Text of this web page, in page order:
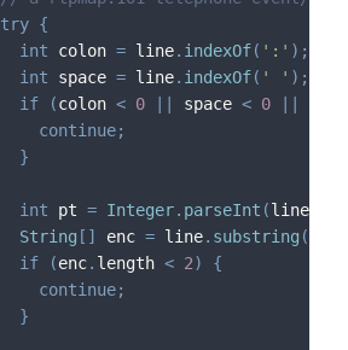
try {
int colon = line. indexOf( ':' ) ;
int space = line. indexOf( ' ' ) ;
if
(colon < 0 space < 0
continue;
}
int pt = Integer. parseInt (line
String [ ] enc = line. substring (
if
(enc. length < 2)
{
continue;
}